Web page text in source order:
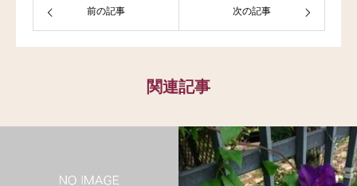
前の記事 次の記事
関連記事